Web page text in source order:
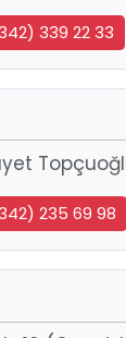
339 22 33
235 69 98